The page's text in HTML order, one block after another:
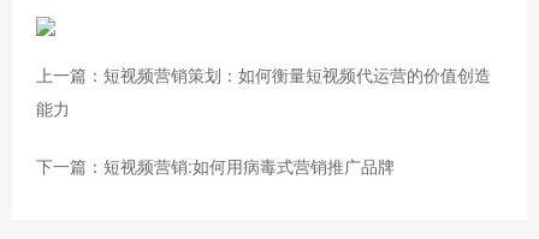
上一篇：短视频营销策划：如何衡量短视频代运营的价值创造
能力
下一篇：短视频营销:如何用病毒式营销推广品牌